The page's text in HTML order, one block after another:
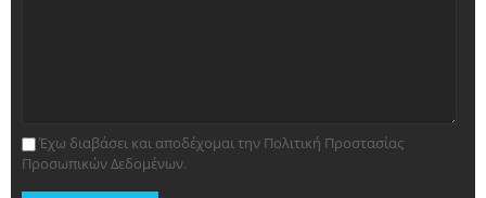
Έχω διαβάσει και αποδέχομαι την Πολιτική Προστασίας
Προσωπικών Δεδομένων.